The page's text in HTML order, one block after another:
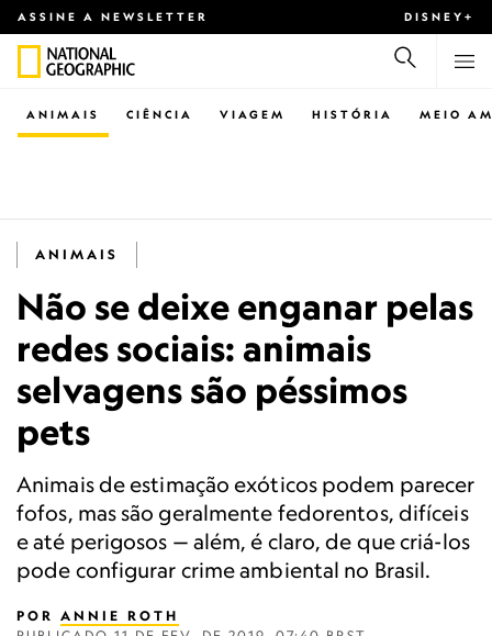
ASSINE A NEWSLETTER DISNEY+
CIÊNCIA VIAGEM
ANIMAIS HISTÓRIA MEIO
ANIMAIS
Não se deixe enganar pelas
redes sociais: animais
selvagens são péssimos
pets
Animais de estimação exóticos podem parecer
fofos, mas são geralmente fedorentos, difíceis
e até perigosos — além, é claro, de que criá-los
pode configurar crime ambiental no Brasil.
POR ANNIE ROTH